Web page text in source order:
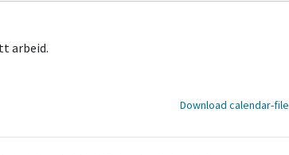
arbeid.
Download calendar-file